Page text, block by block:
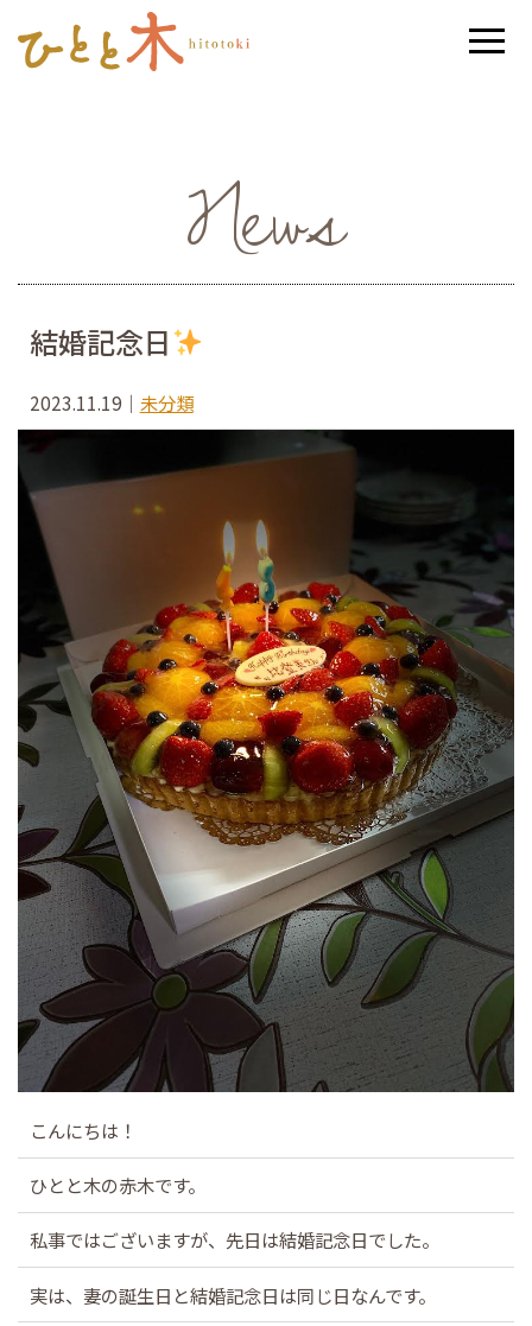
News
結婚記念日
2023.11.19 ｜ 未分類
こんにちは！
ひとと木の赤木です。
私事ではございますが、先日は結婚記念日でした。
実は、妻の誕生日と結婚記念日は同じ日なんです。